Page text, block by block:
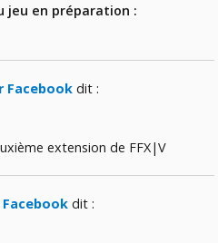
jeu en préparation :
Facebook dit :
extension de FFX|V
Facebook dit :